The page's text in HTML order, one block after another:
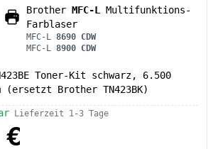
Brother MFC-L Multifunktions-
Farblaser
MFC-L 8690 CDW
MFC-L 8900 CDW
Toner-Kit schwarz, 6.500
(ersetzt Brother TN423BK)
Lieferzeit 1-3 Tage